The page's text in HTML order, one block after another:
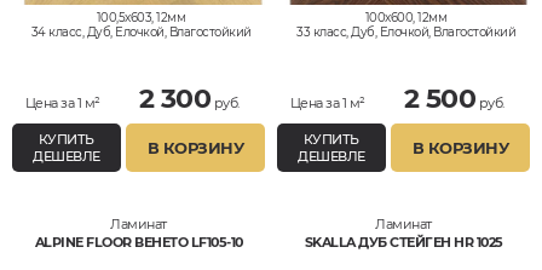
100,5x603, 12мм
34 класс, Дуб, Елочкой, Влагостойкий
Цена за 1 м² 2 300 руб.
КУПИТЬ
ДЕШЕВЛЕ
В КОРЗИНУ
100x600, 12мм
33 класс, Дуб, Елочкой, Влагостойкий
Цена за 1 м² 2 500 руб.
КУПИТЬ
ДЕШЕВЛЕ
В КОРЗИНУ
Ламинат
ALPINE FLOOR ВЕНЕТО LF105-10
Ламинат
SKALLA ДУБ СТЕЙГЕН HR 1025